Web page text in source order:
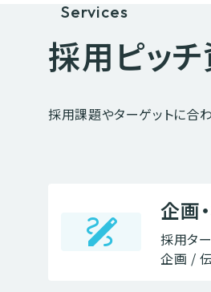
Services
採用ピッ
採用課題やターゲットに合
draw 企画
採用タ
企画 /